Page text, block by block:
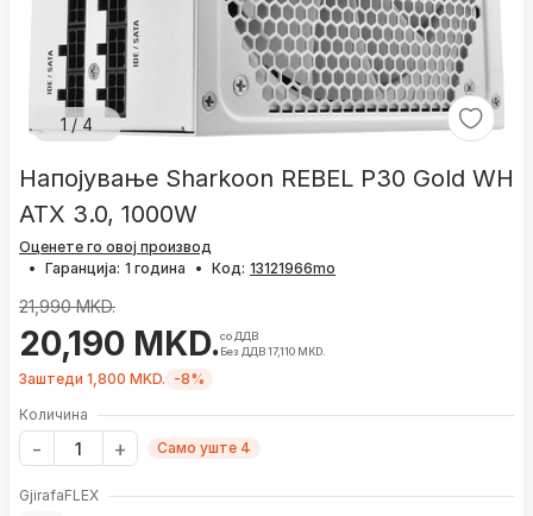
1 / 4
Напојување Sharkoon REBEL P30 Gold WH
ATX 3.0, 1000W
Оценете го овој производ
• Гаранција: 1 година • Код:
21,990 MKD.
20,190 MKD.со ДДВ
Без ДДВ 17,110 MKD.
Заштеди 1,800 MKD. -8%
Количина
Само уште 4
GjirafaFLEX